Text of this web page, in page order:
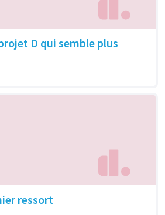
D qui semble plus
ressort